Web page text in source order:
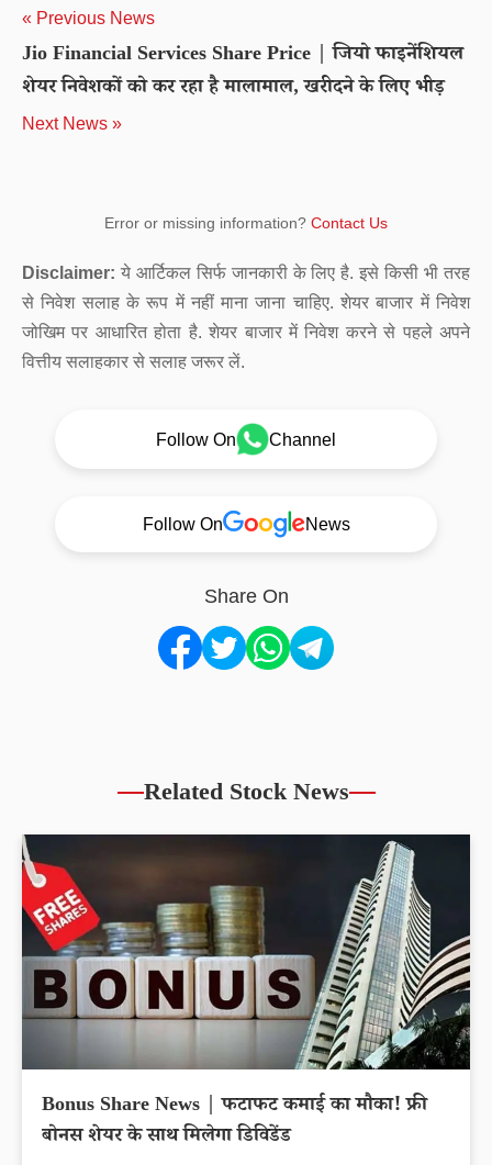
« Previous News
Jio Financial Services Share Price | जियो फाइनेंशियल
शेयर निवेशकों को कर रहा है मालामाल, खरीदने के लिए भीड़
Next News »
Error or missing information? Contact Us
Disclaimer: ये आर्टिकल सिर्फ जानकारी के लिए है. इसे किसी भी तरह
से निवेश सलाह के रूप में नहीं माना जाना चाहिए. शेयर बाजार में निवेश
जोखिम पर आधारित होता है. शेयर बाजार में निवेश करने से पहले अपने
वित्तीय सलाहकार से सलाह जरूर लें.
Follow On Channel
Follow On News
Share On
Related Stock News
Bonus Share News | फटाफट कमाई का मौका! फ्री
बोनस शेयर के साथ मिलेगा डिविडेंड